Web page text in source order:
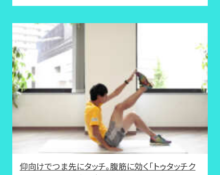
仰向けでつま先にタッチ。腹筋に効く「トゥタッチク